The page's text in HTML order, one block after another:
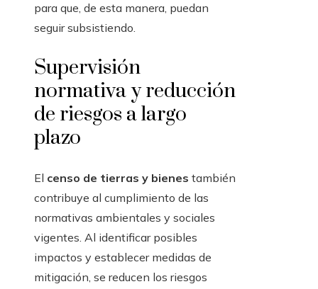
para que, de esta manera, puedan
seguir subsistiendo.
Supervisión
normativa y reducción
de riesgos a largo
plazo
El censo de tierras y bienes también
contribuye al cumplimiento de las
normativas ambientales y sociales
vigentes. Al identificar posibles
impactos y establecer medidas de
mitigación, se reducen los riesgos